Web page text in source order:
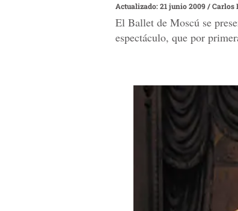
Actualizado: 21 junio 2009/Carlos
El Ballet de Moscú se
espectáculo, que por